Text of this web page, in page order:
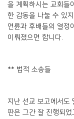
을 계획하시는 교회들
한 감동을 나눌 수 있
연륜과 후배들의 열정
이뤄졌으면 합니다.
** 법적 소송들
지난 선교 보고에서도
판은 그간 잘 진행되